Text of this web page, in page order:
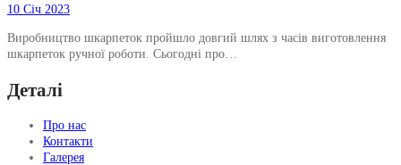
10 Січ 2023
Виробництво шкарпеток пройшло довгий шлях з часів виготовлення
шкарпеток ручної роботи. Сьогодні про…
Деталі
Про нас
Контакти
Галерея